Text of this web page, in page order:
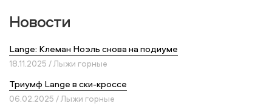
Новости
Lange: Клеман Ноэль снова на подиуме
18.11.2025 / Лыжи горные
Триумф Lange в ски-кроссе
06.02.2025 / Лыжи горные